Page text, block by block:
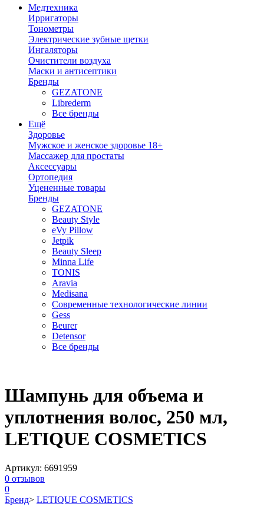
Медтехника
Ирригаторы
Тонометры
Электрические зубные щетки
Ингаляторы
Очистители воздуха
Маски и антисептики
Бренды
GEZATONE
Librederm
Все бренды
Ещё
Здоровье
Мужское и женское здоровье 18+
Массажер для простаты
Аксессуары
Ортопедия
Уцененные товары
Бренды
GEZATONE
Beauty Style
eVy Pillow
Jetpik
Beauty Sleep
Minna Life
TONIS
Aravia
Medisana
Современные технологические линии
Gess
Beurer
Detensor
Все бренды
Шампунь для объема и
уплотнения волос, 250 мл,
LETIQUE COSMETICS
Артикул: 6691959
0 отзывов
0
Бренд> LETIQUE COSMETICS